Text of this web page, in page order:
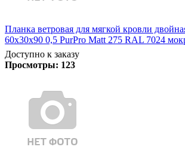
Планка ветровая для мягкой кровли
60х30х90 0,5 PurPro Matt 275 RAL 7024
Доступно к заказу
Просмотры: 123